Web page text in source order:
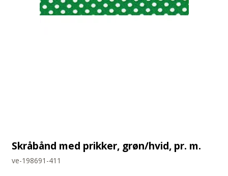
Skråbånd med prikker, grøn/hvid, pr. m.
ve-198691-411